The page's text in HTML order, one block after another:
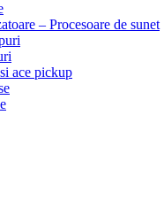
– Procesoare de sunet
ace pickup